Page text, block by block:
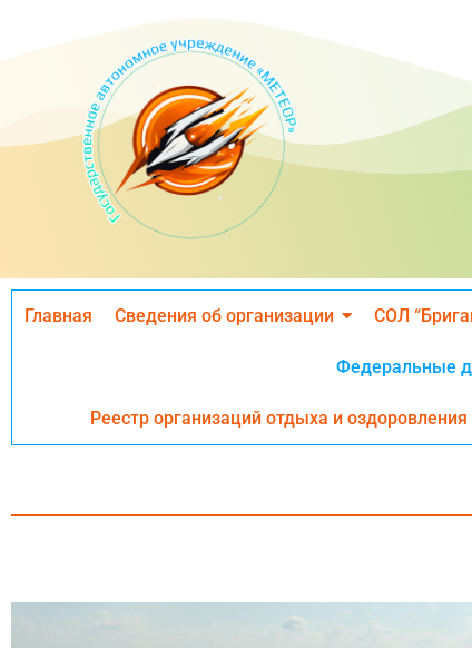
Главная Сведения об организации СОЛ
Федеральные
Реестр организаций отдыха и